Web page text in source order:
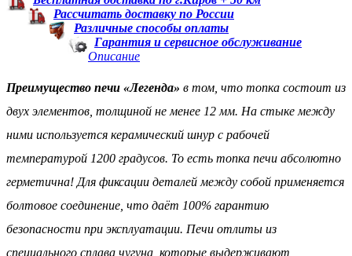
Рассчитать доставку по России
Различные способы оплаты
Гарантия и сервисное обслуживание
Описание
Преимущество печи «Легенда» в том, что топка состоит из
двух элементов, толщиной не менее 12 мм. На стыке между
ними используется керамический шнур с рабочей
температурой 1200 градусов. То есть топка печи абсолютно
герметична! Для фиксации деталей между собой применяется
болтовое соединение, что даёт 100% гарантию
безопасности при эксплуатации. Печи отлиты из
специального сплава чугуна, которые выдерживают